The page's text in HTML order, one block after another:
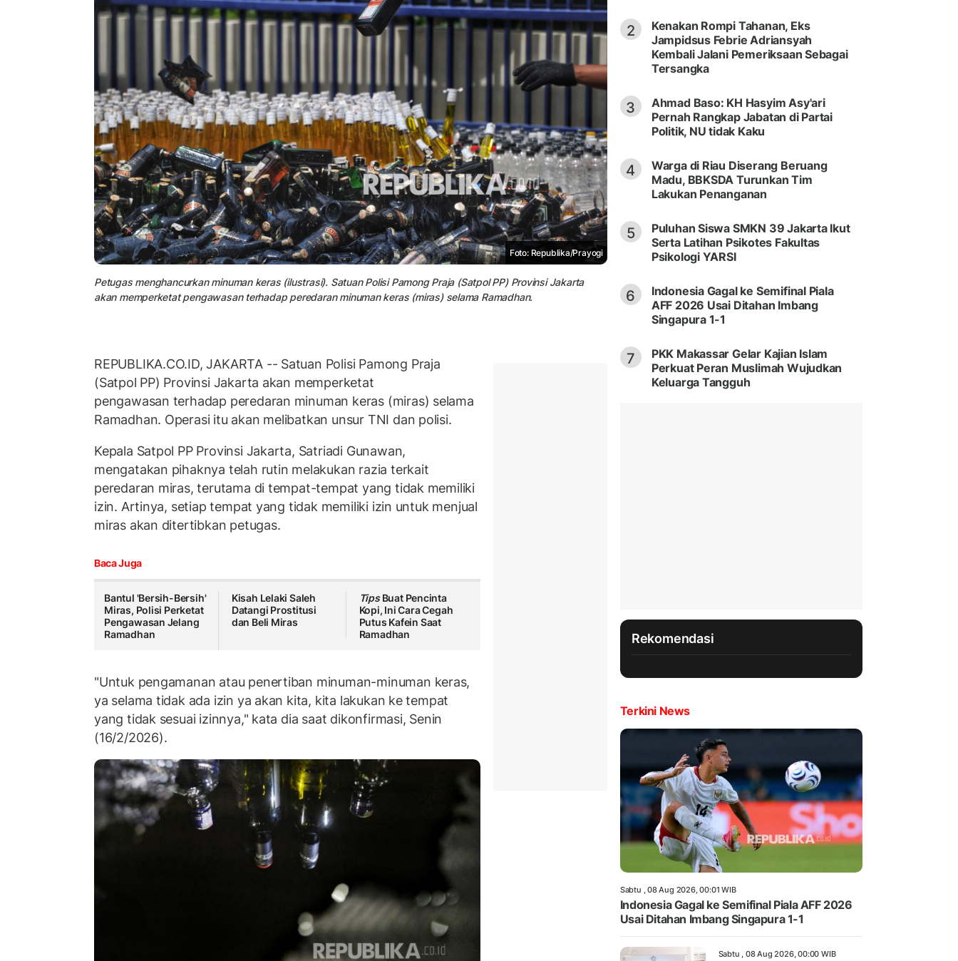
Foto: Republika/Prayogi
Petugas menghancurkan minuman keras (ilustrasi). Satuan Polisi Pamong Praja (Satpol PP) Provinsi Jakarta
akan memperketat pengawasan terhadap peredaran minuman keras (miras) selama Ramadhan.
REPUBLIKA.CO.ID, JAKARTA -- Satuan Polisi Pamong Praja
(Satpol PP) Provinsi Jakarta akan memperketat
pengawasan terhadap peredaran minuman keras (miras) selama
Ramadhan. Operasi itu akan melibatkan unsur TNI dan polisi.
Kepala Satpol PP Provinsi Jakarta, Satriadi Gunawan,
mengatakan pihaknya telah rutin melakukan razia terkait
peredaran miras, terutama di tempat-tempat yang tidak memiliki
izin. Artinya, setiap tempat yang tidak memiliki izin untuk menjual
miras akan ditertibkan petugas.
Baca Juga
Bantul 'Bersih-Bersih'
Miras, Polisi Perketat
Pengawasan Jelang
Ramadhan
Kisah Lelaki Saleh
Datangi Prostitusi
dan Beli Miras
TipsBuat Pencinta
Kopi, Ini Cara Cegah
Putus Kafein Saat
Ramadhan
"Untuk pengamanan atau penertiban minuman-minuman keras,
ya selama tidak ada izin ya akan kita, kita lakukan ke tempat
yang tidak sesuai izinnya," kata dia saat dikonfirmasi, Senin
(16/2/2026).
2
Kenakan Rompi Tahanan, Eks
Jampidsus Febrie Adriansyah
Kembali Jalani Pemeriksaan Sebagai
Tersangka
3
Ahmad Baso: KH Hasyim Asy'ari
Pernah Rangkap Jabatan di Partai
Politik, NU tidak Kaku
4
Warga di Riau Diserang Beruang
Madu, BBKSDA Turunkan Tim
Lakukan Penanganan
5
Puluhan Siswa SMKN 39 Jakarta Ikut
Serta Latihan Psikotes Fakultas
Psikologi YARSI
6
Indonesia Gagal ke Semifinal Piala
AFF 2026 Usai Ditahan Imbang
Singapura 1-1
7
PKK Makassar Gelar Kajian Islam
Perkuat Peran Muslimah Wujudkan
Keluarga Tangguh
Rekomendasi
Terkini News
Sabtu , 08 Aug 2026, 00:01 WIB
Indonesia Gagal ke Semifinal Piala AFF 2026
Usai Ditahan Imbang Singapura 1-1
Sabtu , 08 Aug 2026, 00:00 WIB